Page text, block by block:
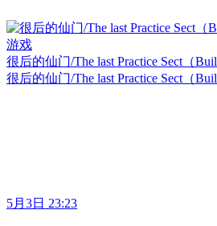
很后的仙门/The last Practice Sect（
很后的仙门/The last Practice Sect（
5月3日 23:23